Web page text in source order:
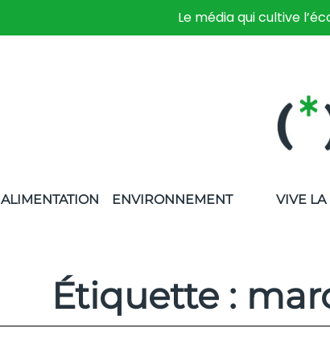
Le média qui cultive
ALIMENTATION ENVIRONNEMENT VIVE LA
Étiquette :